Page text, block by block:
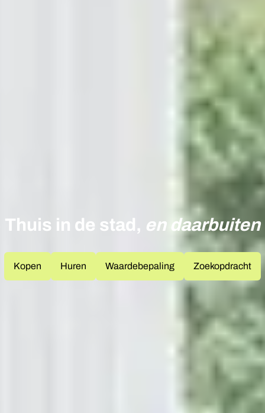
Thuis in de stad, en daarbuiten
Kopen Huren Waardebepaling Zoekopdracht